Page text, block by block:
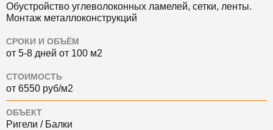
Обустройство углеволоконных ламелей, сетки, ленты.
Монтаж металлоконструкций
СРОКИ И ОБЪЁМ
от 5-8 дней от 100 м2
СТОИМОСТЬ
от 6550 руб/м2
ОБЪЕКТ
Ригели / Балки